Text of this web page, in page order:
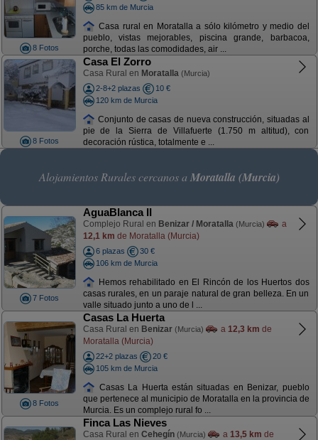
8 Fotos
85 km de Murcia
Casa rural en Moratalla a sólo kilómetro y medio del
pueblo, vistas mejorables, piscina grande, barbacoa,
porche, todas las comodidades, air ...
8 Fotos
Casa El Zorro
Casa Rural en Moratalla (Murcia)
2-8+2 plazas
10 €
120 km de Murcia
Conjunto de casas de nueva construcción, situadas al
pie de la Sierra de Villafuerte (1.750 m altitud), con
decoración rústica, totalmente e ...
Alojamientos Rurales cercanos a Moratalla (Murcia)
7 Fotos
AguaBlanca II
Complejo Rural en Benizar / Moratalla (Murcia)
a
12,1 km de Moratalla (Murcia)
6 plazas
30 €
106 km de Murcia
Hemos rehabilitado en El Rincón de los Huertos dos
casas rurales, en un paraje natural de gran belleza. En un
valle situado junto a uno de l ...
8 Fotos
Casas La Huerta
Casa Rural en Benizar (Murcia) a 12,3 km de
Moratalla (Murcia)
22+2 plazas
20 €
105 km de Murcia
Casas La Huerta están situadas en Benizar, pueblo
que pertenece al municipio de Moratalla en la provincia de
Murcia. Es un complejo rural fo ...
Finca Las Nieves
Casa Rural en Cehegín (Murcia) a 13,5 km de